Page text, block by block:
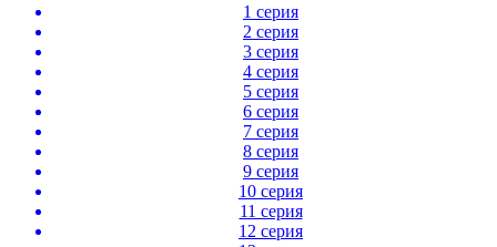
1 серия
2 серия
3 серия
4 серия
5 серия
6 серия
7 серия
8 серия
9 серия
10 серия
11 серия
12 серия